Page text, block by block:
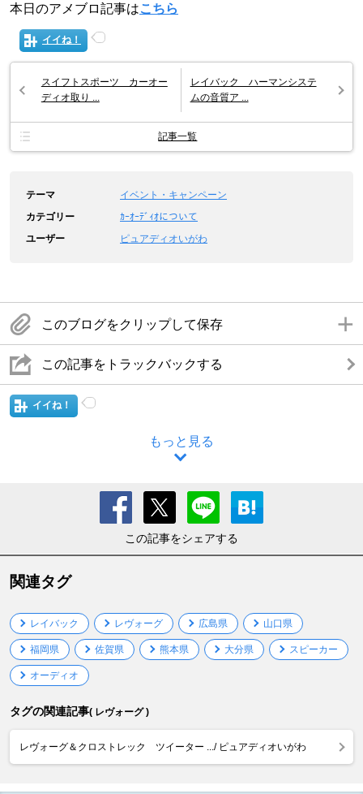
本日のアメブロ記事はこちら
イイね！
スイフトスポーツ カーオー
ディオ取り ...
レイバック ハーマンシステ
ムの音質ア ...
記事一覧
テーマ
イベント・キャンペーン
カテゴリー
ｶｰｵｰﾃﾞｨｵについて
ユーザー
ピュアディオいがわ
このブログをクリップして保存
この記事をトラックバックする
イイね！
もっと見る
この記事をシェアする
関連タグ
レイバック レヴォーグ 広島県 山口県
福岡県 佐賀県 熊本県 大分県 スピーカー
オーディオ
タグの関連記事( レヴォーグ )
レヴォーグ＆クロストレック ツイーター .../ ピュアディオいがわ